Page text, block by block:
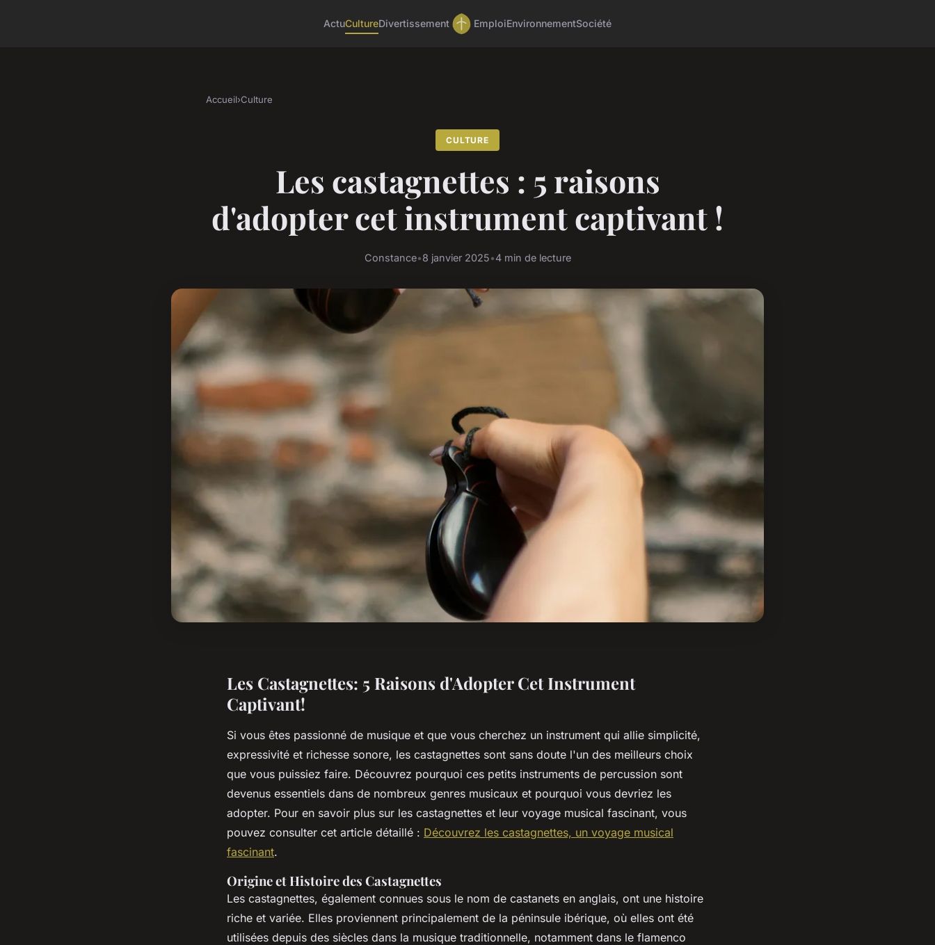
ActuCultureDivertissement EmploiEnvironnementSociété
Accueil›Culture
CULTURE
Les castagnettes : 5 raisons
d'adopter cet instrument captivant !
Constance•8 janvier 2025•4 min de lecture
Les Castagnettes: 5 Raisons d'Adopter Cet Instrument
Captivant!
Si vous êtes passionné de musique et que vous cherchez un instrument qui allie simplicité,
expressivité et richesse sonore, les castagnettes sont sans doute l'un des meilleurs choix
que vous puissiez faire. Découvrez pourquoi ces petits instruments de percussion sont
devenus essentiels dans de nombreux genres musicaux et pourquoi vous devriez les
adopter. Pour en savoir plus sur les castagnettes et leur voyage musical fascinant, vous
pouvez consulter cet article détaillé : Découvrez les castagnettes, un voyage musical
fascinant.
Origine et Histoire des Castagnettes
Les castagnettes, également connues sous le nom de castanets en anglais, ont une histoire
riche et variée. Elles proviennent principalement de la péninsule ibérique, où elles ont été
utilisées depuis des siècles dans la musique traditionnelle, notamment dans le flamenco